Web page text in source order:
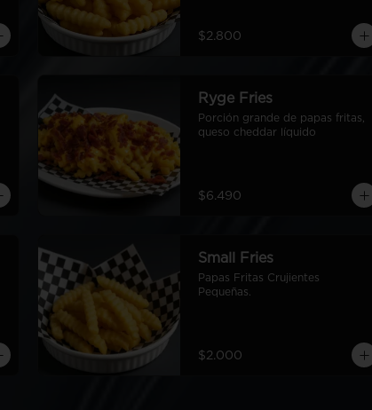
$2.800
Ryge Fries
Porción grande de papas fritas,
queso cheddar líquido
$6.490
Small Fries
Papas Fritas Crujientes
Pequeñas.
$2.000